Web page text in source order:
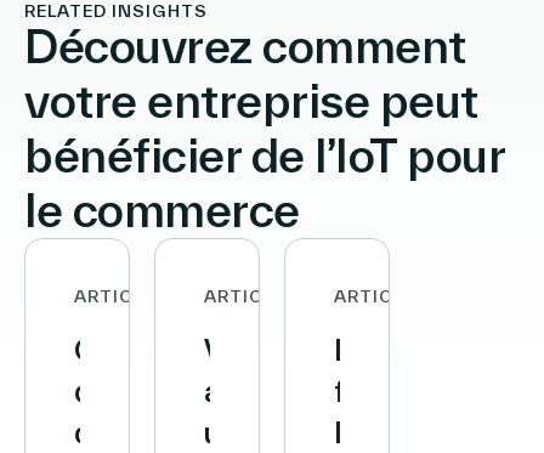
RELATED INSIGHTS
Découvrez comment
votre entreprise peut
bénéficier de l’IoT pour
le commerce
ARTICLE
Chiffre
d’affaires
du
ARTICLE
Vusion
annonce
un
ARTICLE
Decathlon
franchit
le